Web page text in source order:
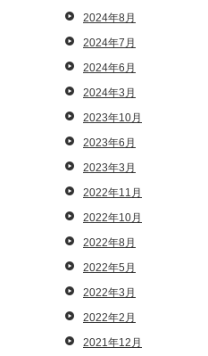
2024年8月
2024年7月
2024年6月
2024年3月
2023年10月
2023年6月
2023年3月
2022年11月
2022年10月
2022年8月
2022年5月
2022年3月
2022年2月
2021年12月